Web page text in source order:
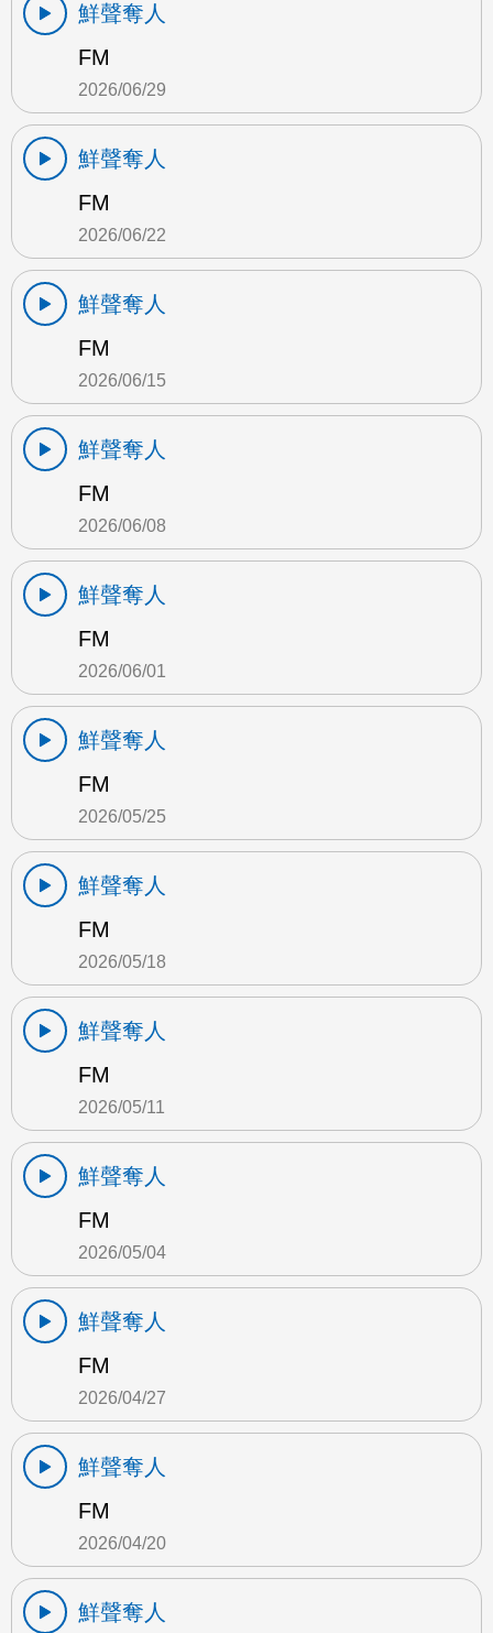
鮮聲奪人
FM
2026/06/29
鮮聲奪人
FM
2026/06/22
鮮聲奪人
FM
2026/06/15
鮮聲奪人
FM
2026/06/08
鮮聲奪人
FM
2026/06/01
鮮聲奪人
FM
2026/05/25
鮮聲奪人
FM
2026/05/18
鮮聲奪人
FM
2026/05/11
鮮聲奪人
FM
2026/05/04
鮮聲奪人
FM
2026/04/27
鮮聲奪人
FM
2026/04/20
鮮聲奪人